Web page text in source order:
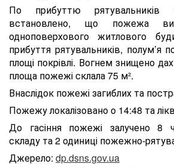
По прибуттю рятувальників
встановлено, що пожежа
одноповерхового житлового
прибуття рятувальників, полум’я
площі покрівлі. Вогнем знищено
площа пожежі склала 75 м².
Внаслідок пожежі загиблих та
Пожежу локалізовано о 14:48 та
До гасіння пожежі залучено 8
складу та 2 одиниці пожежно-
Джерело: dp.dsns.gov.ua